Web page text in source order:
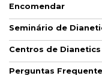
Encomendar
Seminário de
Centros de Dianetics
Perguntas